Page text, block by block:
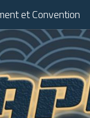
et Convention